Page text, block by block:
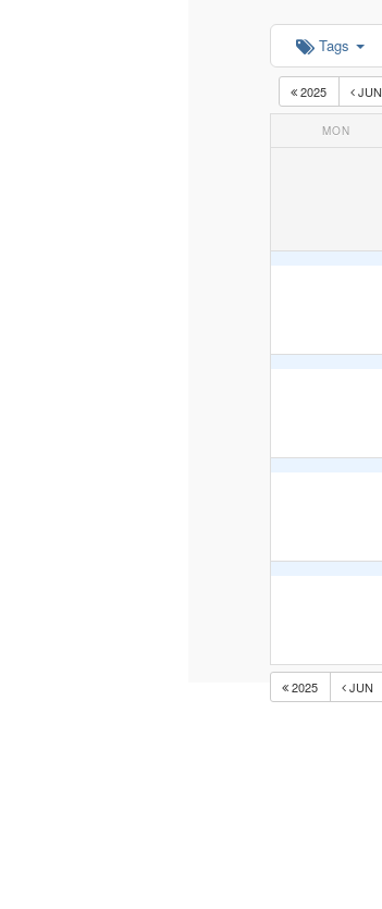
content
Tags
2025 JUN
MON
2025 JUN